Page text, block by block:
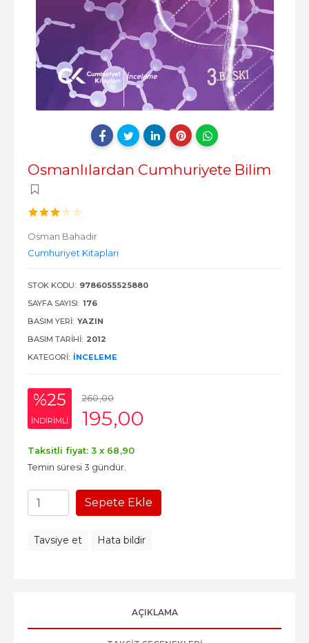
Osmanlılardan Cumhuriyete Bilim
Osman Bahadır
Cumhuriyet Kitapları
STOK KODU: 9786055525880
SAYFA SAYISI: 176
BASIM YERI: YAZIN
BASIM TARIHI: 2012
KATEGORI: İNCELEME
%25
INDIRIMLI
260,00
195,00
Taksitli fiyat: 3 x 68 ,90
Temin süresi 3 gündür.
Sepete Ekle
Tavsiye et Hata bildir
AÇIKLAMA